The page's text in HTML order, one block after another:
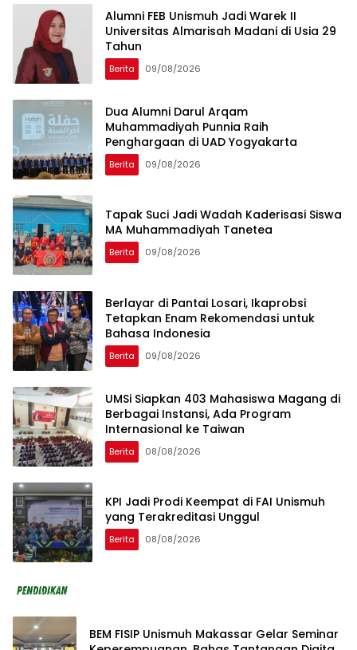
Alumni FEB Unismuh Jadi Warek II
Universitas Almarisah Madani di Usia 29
Tahun
Berita 09/08/2026
Dua Alumni Darul Arqam
Muhammadiyah Punnia Raih
Penghargaan di UAD Yogyakarta
Berita 09/08/2026
Tapak Suci Jadi Wadah Kaderisasi Siswa
MA Muhammadiyah Tanetea
Berita 09/08/2026
Berlayar di Pantai Losari, Ikaprobsi
Tetapkan Enam Rekomendasi untuk
Bahasa Indonesia
Berita 09/08/2026
UMSi Siapkan 403 Mahasiswa Magang di
Berbagai Instansi, Ada Program
Internasional ke Taiwan
Berita 08/08/2026
KPI Jadi Prodi Keempat di FAI Unismuh
yang Terakreditasi Unggul
Berita 08/08/2026
BEM FISIP Unismuh Makassar Gelar Seminar